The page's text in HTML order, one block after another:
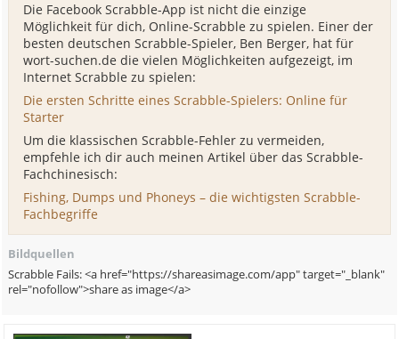
Die Facebook Scrabble-App ist nicht die einzige
Möglichkeit für dich, Online-Scrabble zu spielen. Einer der
besten deutschen Scrabble-Spieler, Ben Berger, hat für
wort-suchen.de die vielen Möglichkeiten aufgezeigt, im
Internet Scrabble zu spielen:
Die ersten Schritte eines Scrabble-Spielers: Online für
Starter
Um die klassischen Scrabble-Fehler zu vermeiden,
empfehle ich dir auch meinen Artikel über das Scrabble-
Fachchinesisch:
Fishing, Dumps und Phoneys – die wichtigsten Scrabble-
Fachbegriffe
Bildquellen
Scrabble Fails: <a href="https://shareasimage.com/app" target="_blank"
rel="nofollow">share as image</a>